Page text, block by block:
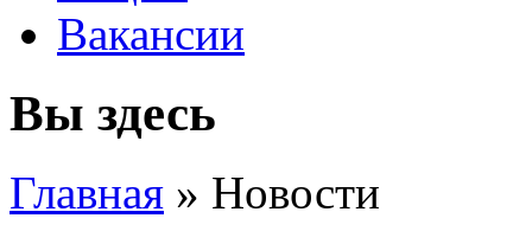
Вакансии
Вы здесь
Главная » Новости